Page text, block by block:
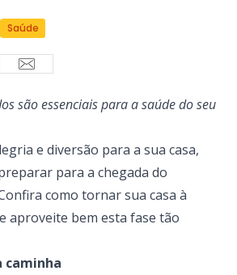
Saúde
são essenciais para a saúde do seu
e diversão para a sua casa,
para a chegada do
como tornar sua casa à
aproveite bem esta fase tão
caminha